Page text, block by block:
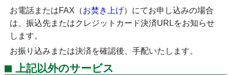
お電話またはFAX（お焚き上げ）にてお申し込みの場合
は、振込先またはクレジットカード決済URLをお知らせ
します。
お振り込みまたは決済を確認後、手配いたします。
上記以外のサービス